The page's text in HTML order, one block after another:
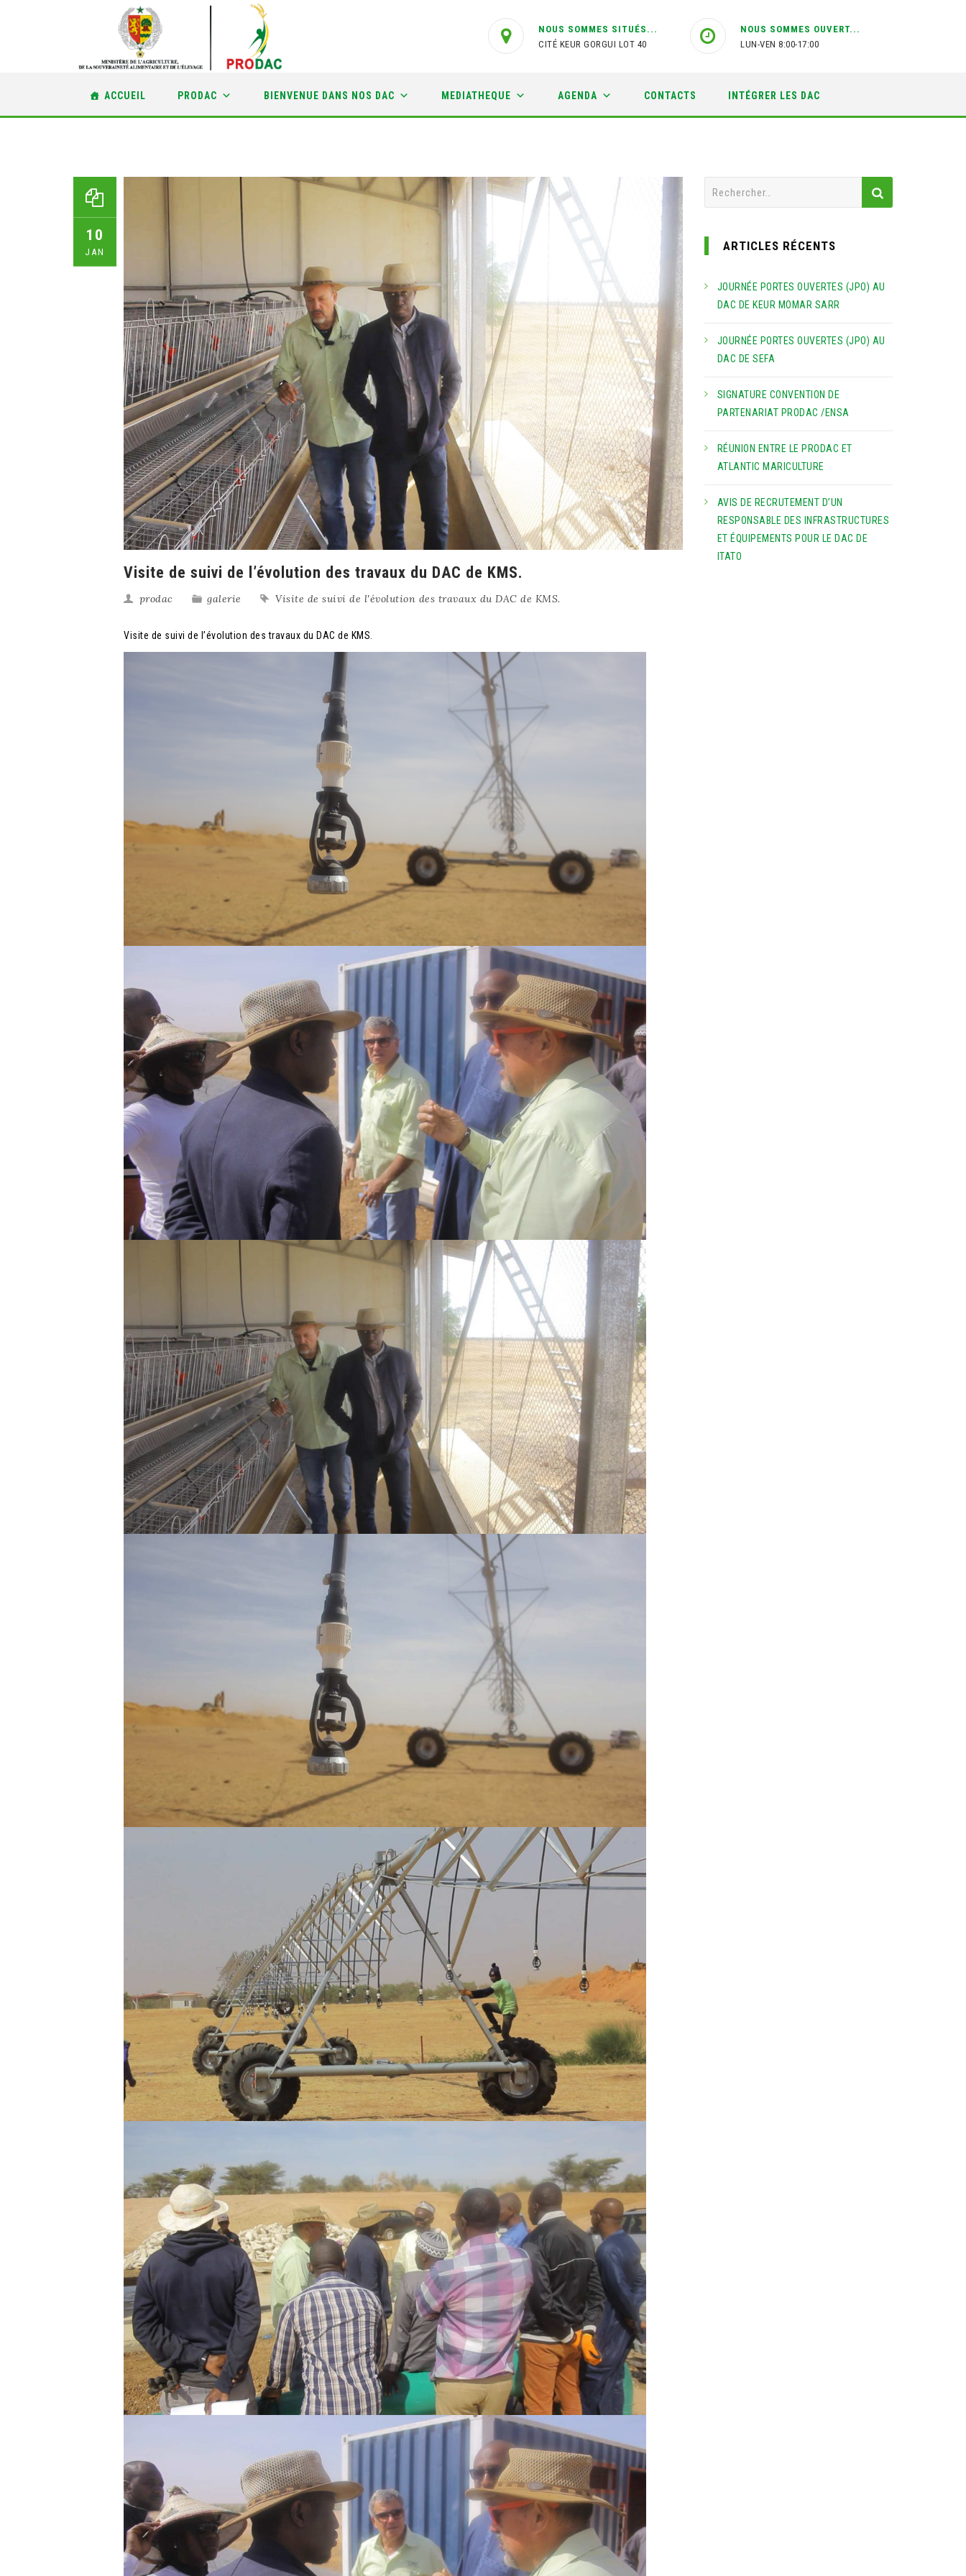
NOUS SOMMES SITUÉS...
CITÉ KEUR GORGUI LOT 40
NOUS SOMMES OUVERT...
LUN-VEN 8:00-17:00
content
ACCUEIL PRODAC BIENVENUE DANS NOS DAC MEDIATHEQUE AGENDA CONTACTS INTÉGRER LES DAC
10
JAN
Visite de suivi de l’évolution des travaux du DAC de KMS.
prodac galerie Visite de suivi de l'évolution des travaux du DAC de KMS.
Visite de suivi de l’évolution des travaux du DAC de KMS.
ARTICLES RÉCENTS
JOURNÉE PORTES OUVERTES (JPO) AU
DAC DE KEUR MOMAR SARR
JOURNÉE PORTES OUVERTES (JPO) AU
DAC DE SEFA
SIGNATURE CONVENTION DE
PARTENARIAT PRODAC /ENSA
RÉUNION ENTRE LE PRODAC ET
ATLANTIC MARICULTURE
AVIS DE RECRUTEMENT D’UN
RESPONSABLE DES INFRASTRUCTURES
ET ÉQUIPEMENTS POUR LE DAC DE
ITATO